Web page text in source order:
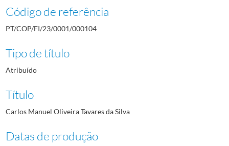
Código de referência
PT/COP/FI/23/0001/000104
Tipo de título
Atribuído
Título
Carlos Manuel Oliveira Tavares da Silva
Datas de produção